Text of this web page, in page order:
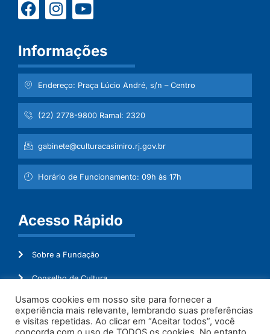
Informações
Endereço: Praça Lúcio André, s/n – Centro
(22) 2778-9800 Ramal: 2320
gabinete@culturacasimiro.rj.gov.br
Horário de Funcionamento: 09h às 17h
Acesso Rápido
Sobre a Fundação
Conselho de Cultura
Mapeamento Cultural
Transparência
Usamos cookies em nosso site para fornecer a
experiência mais relevante, lembrando suas preferências
e visitas repetidas. Ao clicar em “Aceitar todos”, você